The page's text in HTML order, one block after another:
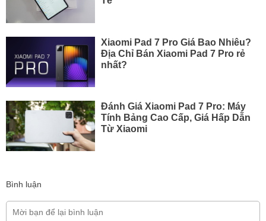
Xiaomi Pad 7 Pro Giá Bao Nhiêu?
Địa Chỉ Bán Xiaomi Pad 7 Pro rẻ
nhất?
Đánh Giá Xiaomi Pad 7 Pro: Máy
Tính Bảng Cao Cấp, Giá Hấp Dẫn
Từ Xiaomi
Bình luận